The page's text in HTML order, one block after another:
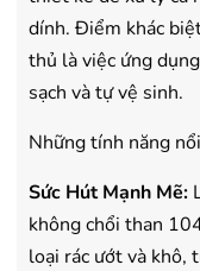
dính. Điểm khác
thủ là việc ứng
sạch và tự vệ sinh.
Những tính năng
Sức Hút Mạnh Mẽ:
không chổi than
loại rác ướt và khô,